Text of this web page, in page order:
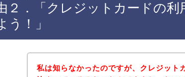
２．「クレジットカードの利
う！」
私は知らなかったのですが、クレジット